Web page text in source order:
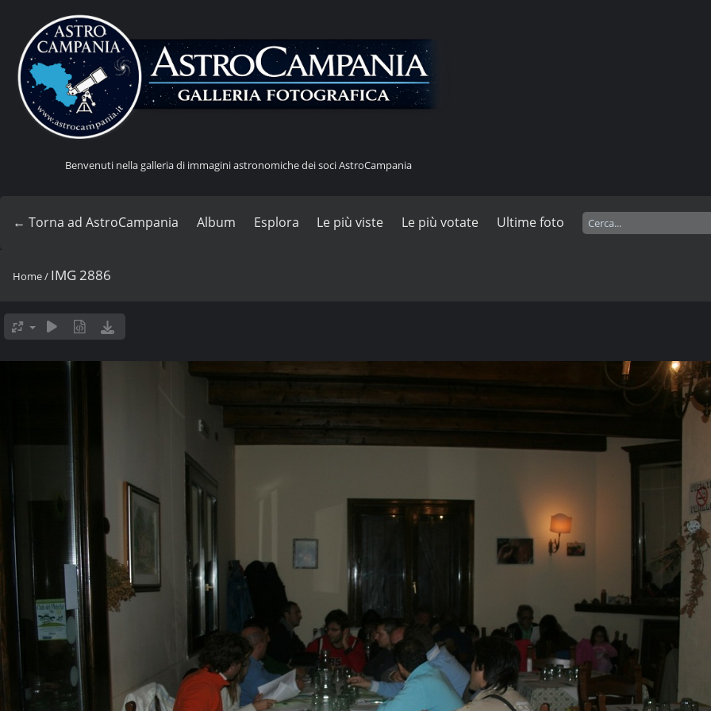
Benvenuti nella galleria di immagini astronomiche dei soci AstroCampania
← Torna ad AstroCampania Album Esplora Le più viste Le più votate Ultime foto
Home/ IMG 2886